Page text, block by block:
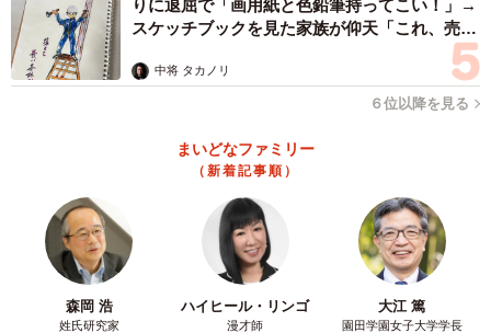
りに退屈で「画用紙と色鉛筆持ってこい！」→
スケッチブックを見た家族が仰天「これ、売れ
中将 タカノリ
６位以降を見る
まいどなファミリー
（新着記事順）
森岡 浩
姓氏研究家
ハイヒール・リンゴ
漫才師
大江 篤
園田学園女子大学学長